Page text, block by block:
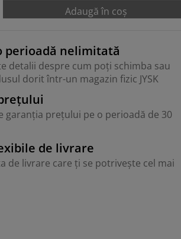
Adaugă în coș
perioadă nelimitată
detalii despre cum poți schimba sau
dorit într-un magazin fizic JYSK
garanția prețului pe o perioadă de 30
de livrare
de livrare care ți se potrivește cel mai